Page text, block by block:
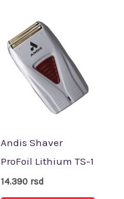
Andis Shaver
ProFoil Lithium TS-1
14.390 rsd